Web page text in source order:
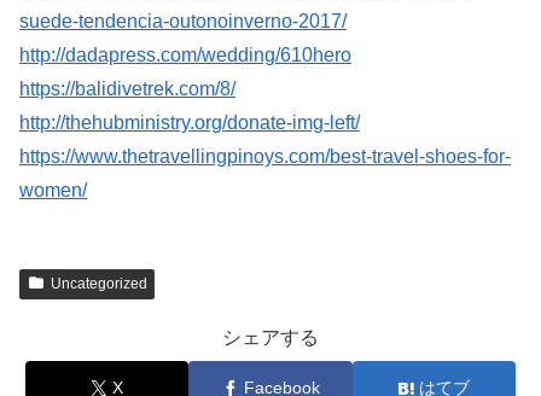
suede-tendencia-outonoinverno-2017/
http://dadapress.com/wedding/610hero
https://balidivetrek.com/8/
http://thehubministry.org/donate-img-left/
https://www.thetravellingpinoys.com/best-travel-shoes-for-
women/
Uncategorized
シェアする
X Facebook はてブ